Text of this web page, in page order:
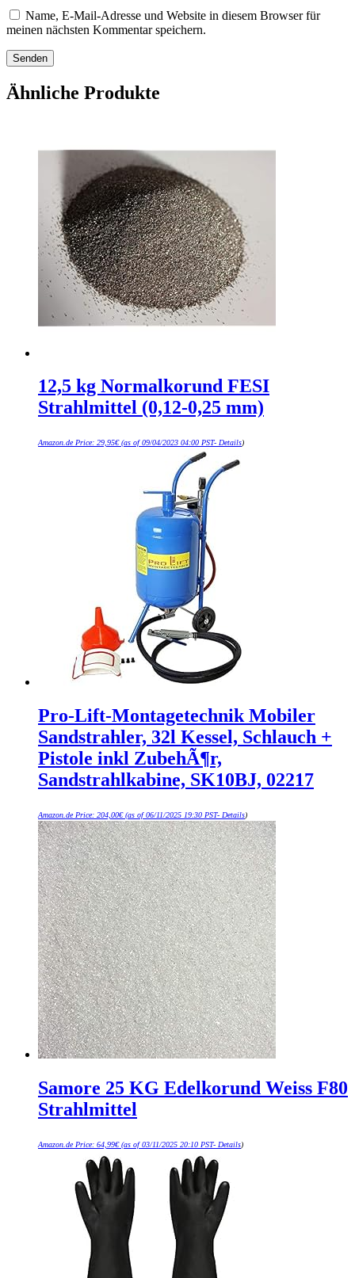
Name, E-Mail-Adresse und Website in diesem Browser für
meinen nächsten Kommentar speichern.
Ähnliche Produkte
12,5 kg Normalkorund FESI
Strahlmittel (0,12-0,25 mm)
Amazon.de Price: 29,95€(as of 09/04/2023 04:00 PST- Details)
Pro-Lift-Montagetechnik Mobiler
Sandstrahler, 32l Kessel, Schlauch +
Pistole inkl ZubehÃ¶r,
Sandstrahlkabine, SK10BJ, 02217
Amazon.de Price: 204,00€(as of 06/11/2025 19:30 PST- Details)
Samore 25 KG Edelkorund Weiss F80
Strahlmittel
Amazon.de Price: 64,99€(as of 03/11/2025 20:10 PST- Details)